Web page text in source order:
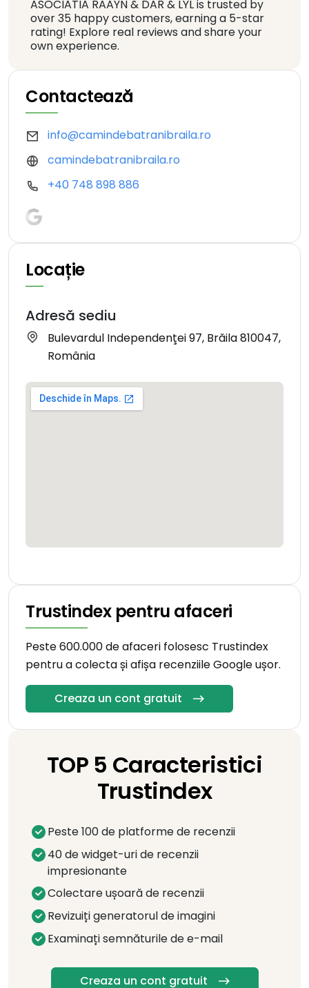
ASOCIATIA RAAYN & DAR & LYL is trusted by
over 35 happy customers, earning a 5-star
rating! Explore real reviews and share your
own experience.
Contactează
info@camindebatranibraila.ro
camindebatranibraila.ro
+40 748 898 886
Locație
Adresă sediu
Bulevardul Independenţei 97, Brăila 810047,
România
Trustindex pentru afaceri
Peste 600.000 de afaceri folosesc Trustindex
pentru a colecta și afișa recenziile Google ușor.
Creaza un cont gratuit
TOP 5 Caracteristici
Trustindex
Peste 100 de platforme de recenzii
40 de widget-uri de recenzii
impresionante
Colectare ușoară de recenzii
Revizuiți generatorul de imagini
Examinați semnăturile de e-mail
Creaza un cont gratuit